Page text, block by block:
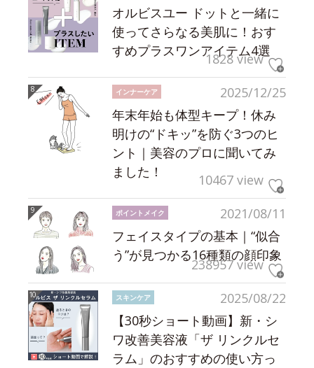
オルビスユー ドットと一緒に
使ってさらなる美肌に！おす
すめプラスワンアイテム4選
1828 view
2025/12/25
インナーケア
年末年始も体型キープ！休み
明けの“ドキッ”を防ぐ3つのヒ
ント｜美容のプロに聞いてみ
ました！
10467 view
2021/08/11
ポイントメイク
フェイスタイプの基本｜“似合
う”が見つかる16種類の顔印象
238957 view
2025/08/22
スキンケア
【30秒ショート動画】新・シ
ワ改善美容液「ザ リンクルセ
ラム」のおすすめの使い方っ